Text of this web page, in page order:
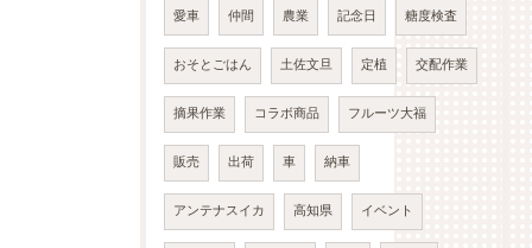
愛車 仲間 農業 記念日 糖度検査
おそとごはん 土佐文旦 定植 交配作業
摘果作業 コラボ商品 フルーツ大福
販売 出荷 車 納車
アンテナスイカ 高知県 イベント